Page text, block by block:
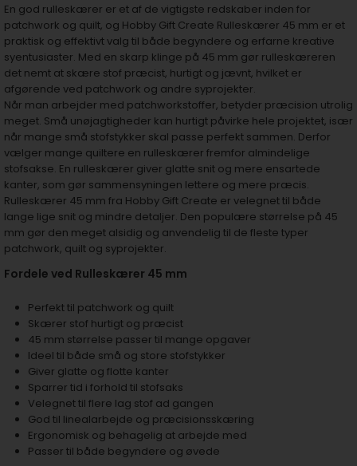
En god rulleskærer er et af de vigtigste redskaber inden for
patchwork og quilt, og Hobby Gift Create Rulleskærer 45 mm er et
praktisk og effektivt valg til både begyndere og erfarne kreative
syentusiaster. Med en skarp klinge på 45 mm gør rulleskæreren
det nemt at skære stof præcist, hurtigt og jævnt, hvilket er
afgørende ved patchwork og andre syprojekter.
Når man arbejder med patchworkstoffer, betyder præcision utrolig
meget. Små unøjagtigheder kan hurtigt påvirke hele projektet, især
når mange små stofstykker skal passe perfekt sammen. Derfor
vælger mange quiltere en rulleskærer fremfor almindelige
stofsakse. En rulleskærer giver glatte snit og mere ensartede
kanter, som gør sammensyningen lettere og mere præcis.
Rulleskærer 45 mm fra Hobby Gift Create er velegnet til både
lange lige snit og mindre detaljer. Den populære størrelse på 45
mm gør den meget alsidig og anvendelig til de fleste typer
patchwork, quilt og syprojekter.
Fordele ved Rulleskærer 45 mm
Perfekt til patchwork og quilt
Skærer stof hurtigt og præcist
45 mm størrelse passer til mange opgaver
Ideel til både små og store stofstykker
Giver glatte og flotte kanter
Sparrer tid i forhold til stofsaks
Velegnet til flere lag stof ad gangen
God til linealarbejde og præcisionsskæring
Ergonomisk og behagelig at arbejde med
Passer til både begyndere og øvede